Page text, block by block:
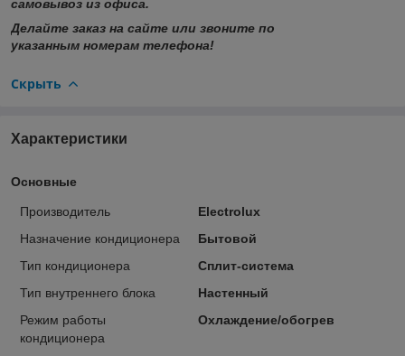
самовывоз из офиса.
Делайте заказ на сайте или звоните по
указанным номерам телефона!
Скрыть
Характеристики
Основные
Производитель
Electrolux
Назначение кондиционера
Бытовой
Тип кондиционера
Сплит-система
Тип внутреннего блока
Настенный
Режим работы
кондиционера
Охлаждение/обогрев